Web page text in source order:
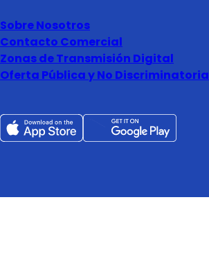
Sobre Nosotros
Contacto Comercial
Zonas de Transmisión Digital
Oferta Pública y No Discriminatoria